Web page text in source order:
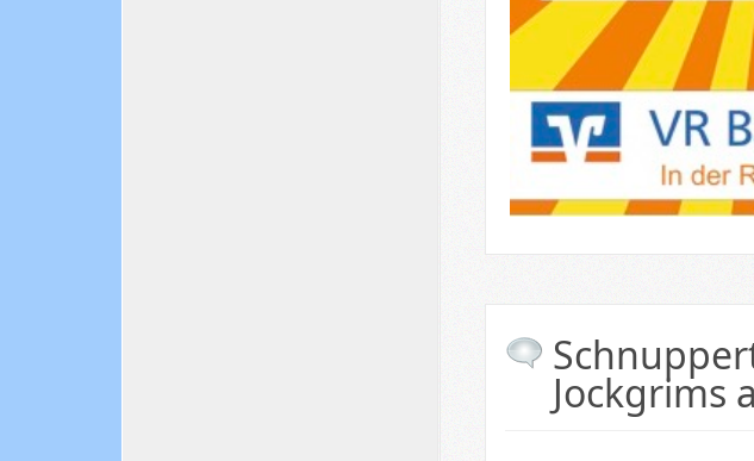
Jockgrims